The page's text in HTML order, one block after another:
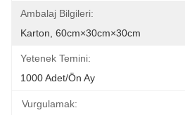
Ambalaj Bilgileri:
Karton, 60cm×30cm×30cm
Yetenek Temini:
1000 Adet/ön Ay
Vurgulamak: